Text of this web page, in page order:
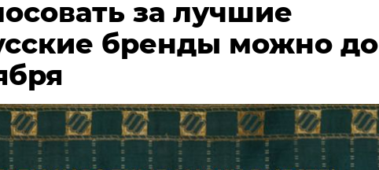
за лучшие
бренды можно до